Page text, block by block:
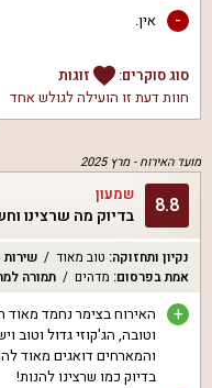
- אין.
סוג סוקרים:
זוגות
חוות דעת זו הועילה לגולש אחד
מועד האירוח -מרץ 2025
8.8 שמעון
בדיוק מה שרצינו
נקיון ותחזוקה: טוב מאוד שירות
אמת בפרסום: מדהים תמורה
+
האירוח בצימר נחמד מאוד
וטובה, הג'קוזי גדול וטוב
והמארחים דואגים מאוד
בדיוק כמו שרצינו להנות!